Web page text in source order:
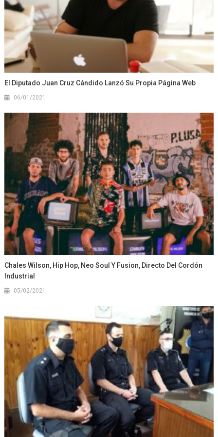
El Diputado Juan Cruz Cándido Lanzó Su Propia Página Web
06/01/2021
Chales Wilson, Hip Hop, Neo Soul Y Fusion, Directo Del Cordón
Industrial
05/02/2021